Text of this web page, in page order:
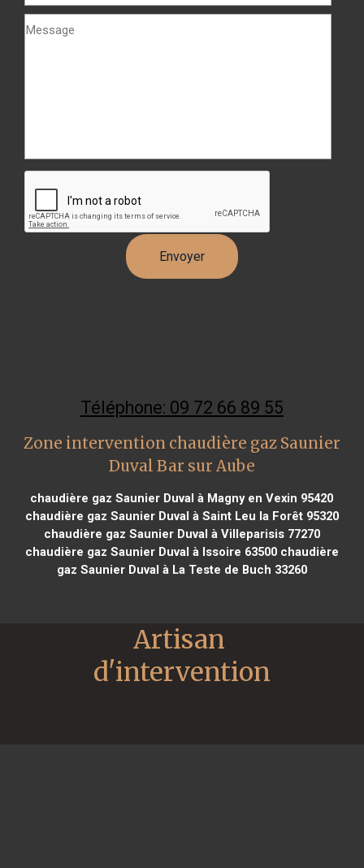
Téléphone: 09 72 66 89 55
Zone intervention chaudière gaz Saunier
Duval Bar sur Aube
chaudière gaz Saunier Duval à Magny en Vexin 95420
chaudière gaz Saunier Duval à Saint Leu la Forêt 95320
chaudière gaz Saunier Duval à Villeparisis 77270
chaudière gaz Saunier Duval à Issoire 63500chaudière
gaz Saunier Duval à La Teste de Buch 33260
Artisan
d'intervention